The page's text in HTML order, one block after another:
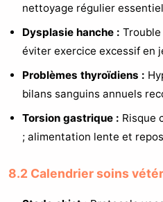
nettoyage régulier
Dysplasie hanche :
éviter exercice excessif en
Problèmes thyroïdiens :
bilans sanguins annuels
Torsion gastrique : Risque
; alimentation lente et
8.2 Calendrier soins